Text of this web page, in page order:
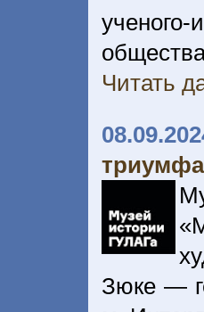
Читать
Зюке —